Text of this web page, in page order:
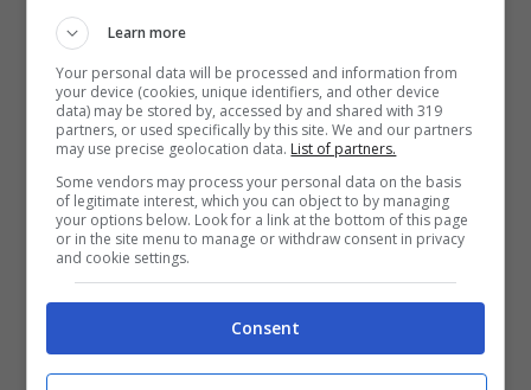
Real Madrid. L’esperto allenatore italiano dei
blancos potrebbe volare alla guida della
Nazionale brasiliana:così il tecnico azzurro
è in pole per prendere il posto del suo ex
allenatore ai tempi della Juventus.
Un intreccio suggestivo per vederlo in
Spagna per la prima volta dopo le avventure
in Serie A e in Premier League con Chelsea
e Tottenham. Tutto può cambiare
Learn more
Your personal data will be processed and information from
your device (cookies, unique identifiers, and other device
data) may be stored by, accessed by and shared with 319
partners, or used specifically by this site. We and our partners
may use precise geolocation data. List of partners.
Some vendors may process your personal data on the basis
of legitimate interest, which you can object to by managing
your options below. Look for a link at the bottom of this page
or in the site menu to manage or withdraw consent in privacy
and cookie settings.
Consent